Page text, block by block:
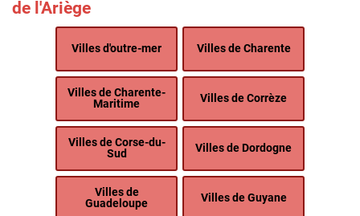
de l'Ariège
Villes d'outre-mer Villes de Charente
Villes de Charente-
Maritime
Villes de Corrèze
Villes de Corse-du-
Sud
Villes de Dordogne
Villes de
Guadeloupe
Villes de Guyane